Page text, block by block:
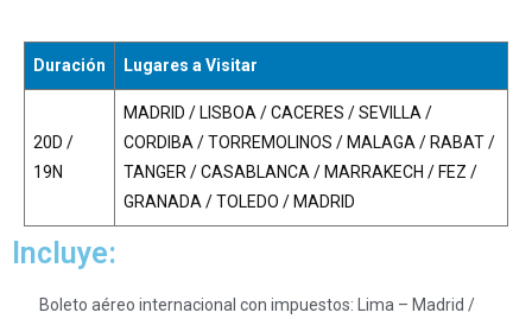
Duración Lugares a Visitar
20D /
19N
MADRID / LISBOA / CACERES / SEVILLA /
CORDIBA / TORREMOLINOS / MALAGA / RABAT /
TANGER / CASABLANCA / MARRAKECH / FEZ /
GRANADA / TOLEDO / MADRID
Incluye:
Boleto aéreo internacional con impuestos: Lima – Madrid /